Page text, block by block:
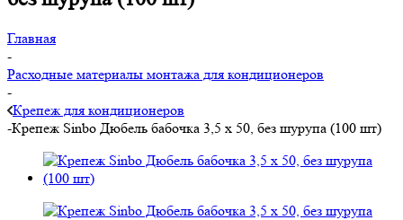
Главная
-
Расходные материалы монтажа для кондиционеров
-
Крепеж для кондиционеров
-Крепеж Sinbo Дюбель бабочка 3,5 х 50, без шурупа (100 шт)